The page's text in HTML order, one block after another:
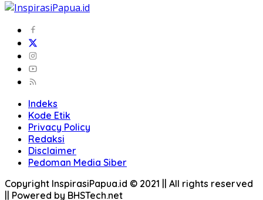
Indeks
Kode Etik
Privacy Policy
Redaksi
Disclaimer
Pedoman Media Siber
Copyright InspirasiPapua.id © 2021 || All rights reserved
|| Powered by BHSTech.net